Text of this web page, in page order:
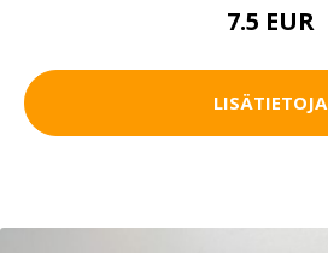
7.5 EUR
LISÄTIETOJA